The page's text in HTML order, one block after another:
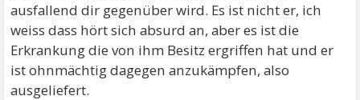
ausfallend dir gegenüber wird. Es ist nicht er, ich
weiss dass hört sich absurd an, aber es ist die
Erkrankung die von ihm Besitz ergriffen hat und er
ist ohnmächtig dagegen anzukämpfen, also
ausgeliefert.